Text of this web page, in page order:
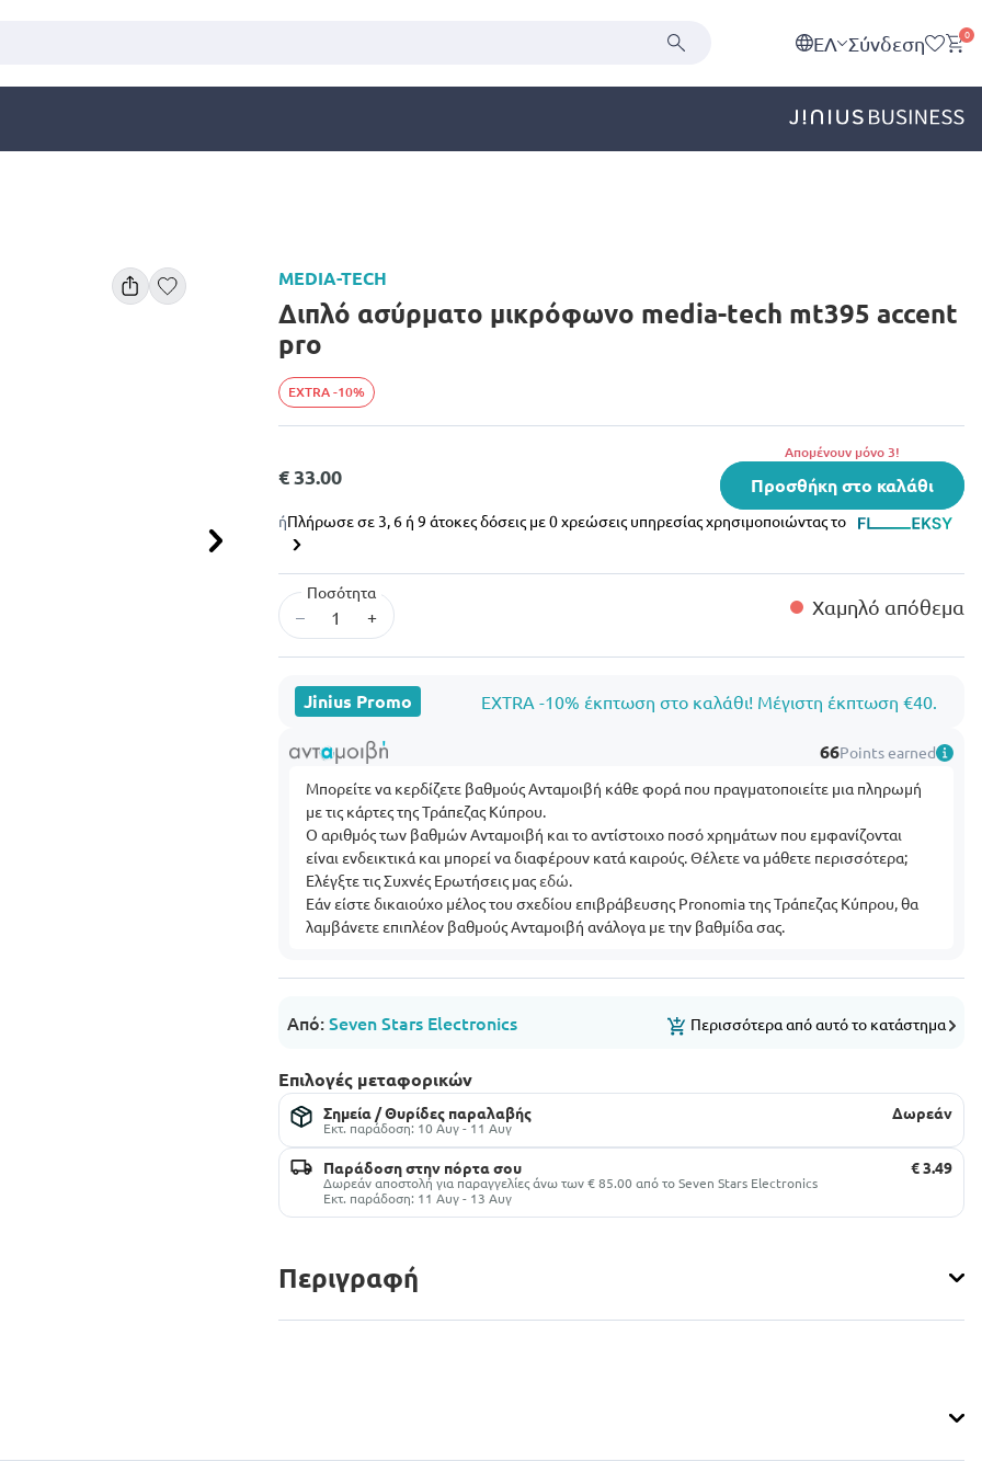
EΛ Σύνδεση 0
Επόμενο
MEDIA-TECH
Διπλό ασύρματο μικρόφωνο media-tech mt395 accent
pro
EXTRA -10%
€ 33.00
Aπομένουν μόνο 3!
Προσθήκη στο καλάθι
ήΠλήρωσε σε 3, 6 ή 9 άτοκες δόσεις με 0 χρεώσεις υπηρεσίας χρησιμοποιώντας το
Ποσότητα
– + Χαμηλό απόθεμα
Jinius Promo EXTRA -10% έκπτωση στο καλάθι! Μέγιστη έκπτωση €40.
66Points earned
Μπορείτε να κερδίζετε βαθμούς Ανταμοιβή κάθε φορά που πραγματοποιείτε μια πληρωμή
με τις κάρτες της Τράπεζας Κύπρου.
Ο αριθμός των βαθμών Ανταμοιβή και το αντίστοιχο ποσό χρημάτων που εμφανίζονται
είναι ενδεικτικά και μπορεί να διαφέρουν κατά καιρούς. Θέλετε να μάθετε περισσότερα;
Ελέγξτε τις Συχνές Ερωτήσεις μαςεδώ.
Εάν είστε δικαιούχο μέλος του σχεδίου επιβράβευσης Pronomia της Τράπεζας Κύπρου, θα
λαμβάνετε επιπλέον βαθμούς Ανταμοιβή ανάλογα με την βαθμίδα σας.
Από:Seven Stars Electronics Περισσότερα από αυτό το κατάστημα
Επιλογές μεταφορικών
Σημεία / Θυρίδες παραλαβής
Εκτ. παράδοση: 10 Αυγ - 11 Αυγ
Δωρεάν
Παράδοση στην πόρτα σου
Δωρεάν αποστολή για παραγγελίες άνω των € 85.00 από το Seven Stars Electronics
Εκτ. παράδοση: 11 Αυγ - 13 Αυγ
€ 3.49
Περιγραφή